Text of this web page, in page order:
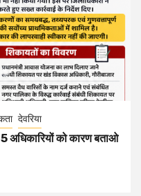
देवरिया
अधिकारियों को कारण बताओ